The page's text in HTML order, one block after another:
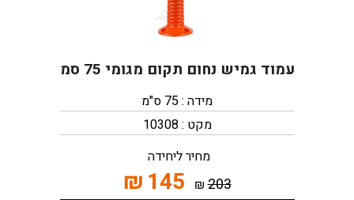
עמוד גמיש נחום תקום מגומי 75 סמ
מידה : 75 ס"מ
מקט : 10308
מחיר ליחידה
203
₪
145
₪